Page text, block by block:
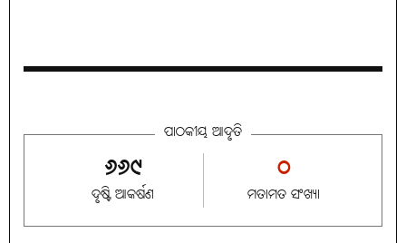
ପାଠକୀୟ ଆଦୃତି
୬୬୯
ଦୃଷ୍ଟି ଆକର୍ଷଣ
୦
ମତାମତ ସଂଖ୍ୟା